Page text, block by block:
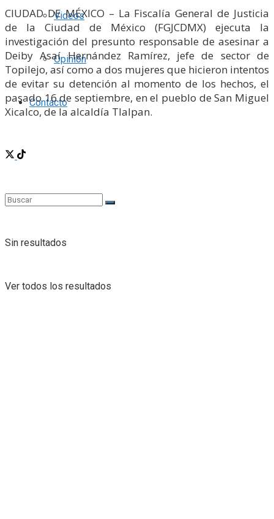
Videos
Opinión
Contácto
Sin resultados
Ver todos los resultados
CIUDAD DE MÉXICO – La Fiscalía General de Justicia
de la Ciudad de México (FGJCDMX) ejecuta la
investigación del presunto responsable de asesinar a
Deiby Asaí Hernández Ramírez, jefe de sector de
Topilejo, así como a dos mujeres que hicieron intentos
de evitar su detención al momento de los hechos, el
pasado 16 de septiembre, en el pueblo de San Miguel
Xicalco, de la alcaldía Tlalpan.